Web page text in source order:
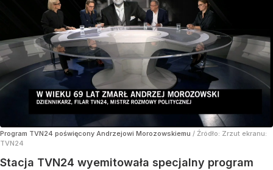
Program TVN24 poświęcony Andrzejowi Morozowskiemu / Źródło: Zrzut ekranu:
TVN24
Stacja TVN24 wyemitowała specjalny program